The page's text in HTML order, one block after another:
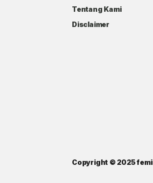
Tentang Kami
Disclaimer
Copyright © 2025